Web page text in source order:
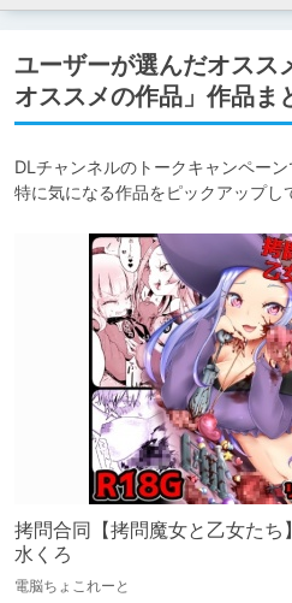
ユーザーが選んだオスス
オススメの作品」作品ま
DLチャンネルのトークキャンペーン
特に気になる作品をピックアップし
拷問合同【拷問魔女と乙女た
水くろ
電脳ちょこれーと